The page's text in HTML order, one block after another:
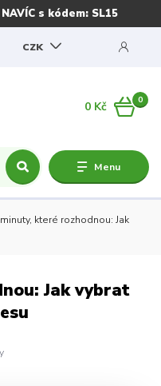
s kódem: SL15
Menu
CZK
0
0 Kč
které rozhodnou: Jak
Jak vybrat